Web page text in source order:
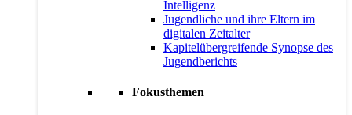
Intelligenz
Jugendliche und ihre Eltern im
digitalen Zeitalter
Kapitelübergreifende Synopse des
Jugendberichts
Fokusthemen